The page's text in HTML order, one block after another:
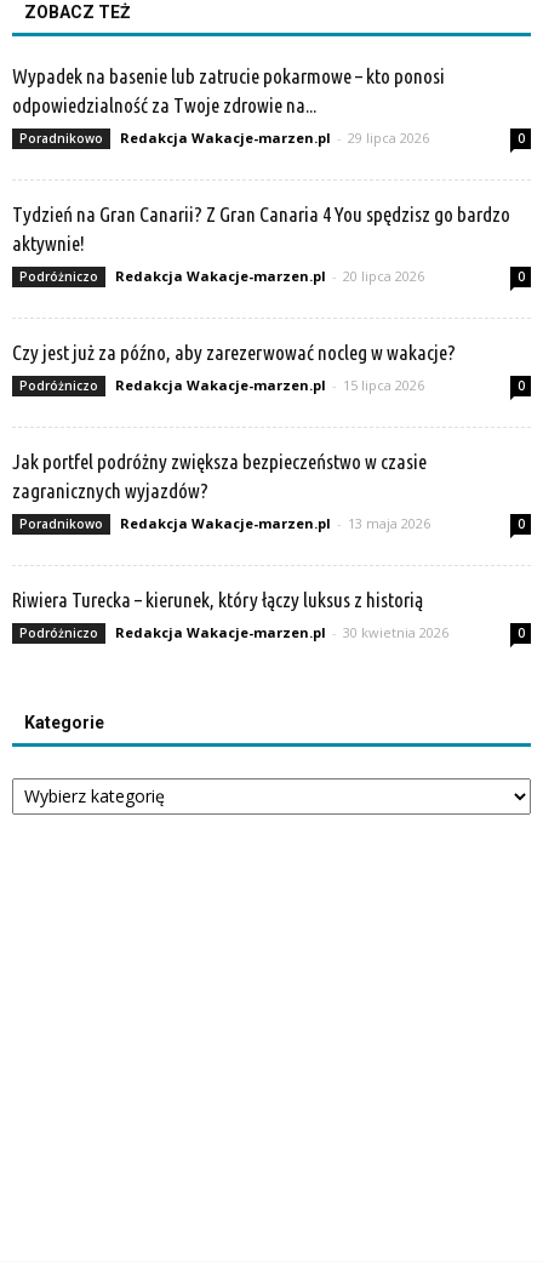
ZOBACZ TEŻ
Wypadek na basenie lub zatrucie pokarmowe – kto ponosi
odpowiedzialność za Twoje zdrowie na...
Poradnikowo Redakcja Wakacje-marzen.pl - 29 lipca 2026 0
Tydzień na Gran Canarii? Z Gran Canaria 4 You spędzisz go bardzo
aktywnie!
Podróżniczo Redakcja Wakacje-marzen.pl - 20 lipca 2026 0
Czy jest już za późno, aby zarezerwować nocleg w wakacje?
Podróżniczo Redakcja Wakacje-marzen.pl - 15 lipca 2026 0
Jak portfel podróżny zwiększa bezpieczeństwo w czasie
zagranicznych wyjazdów?
Poradnikowo Redakcja Wakacje-marzen.pl - 13 maja 2026 0
Riwiera Turecka – kierunek, który łączy luksus z historią
Podróżniczo Redakcja Wakacje-marzen.pl - 30 kwietnia 2026 0
Kategorie
Kategorie